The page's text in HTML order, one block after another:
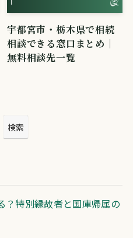
宇都宮市・栃木県で相続
相談できる窓口まとめ｜
無料相談先一覧
検索
？特別縁故者と国庫帰属の